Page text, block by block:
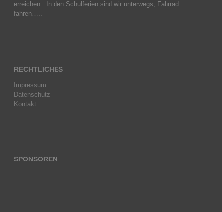
erreichen. In den Schulferien sind wir unterwegs, Fahrrad
fahren…..
RECHTLICHES
Impressum
Datenschutz
Kontakt
SPONSOREN